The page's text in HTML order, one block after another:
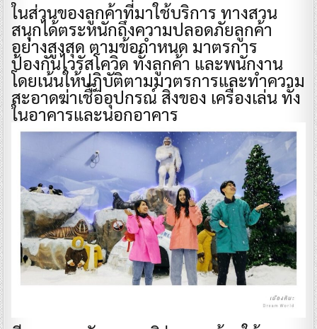
ในส่วนของลูกค้าที่มาใช้บริการ ทางสวน
สนุกได้ตระหนักถึงความปลอดภัยลูกค้า
อย่างสูงสุด ตามข้อกำหนด มาตรการ
ป้องกันไวรัสโควิด ทั้งลูกค้า และพนักงาน
โดยเน้นให้ปฏิบัติตามมาตรการและทำความ
สะอาดฆ่าเชื้ออุปกรณ์ สิ่งของ เครื่องเล่น ทั้ง
ในอาคารและนอกอาคาร